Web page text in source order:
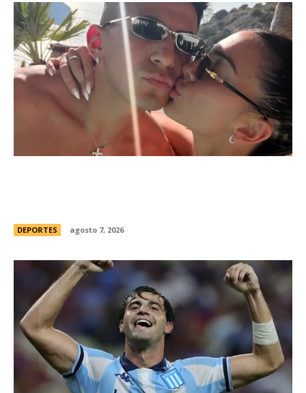
DEPORTES agosto 7, 2026